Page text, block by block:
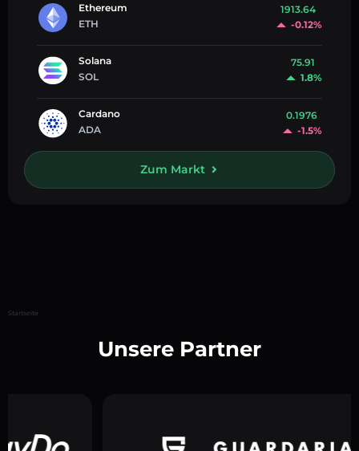
Ethereum
ETH
1913.64
-0.12%
Solana
SOL
75.91
1.8%
Cardano
ADA
0.1976
-1.5%
Zum Markt
Startseite
Unsere Partner